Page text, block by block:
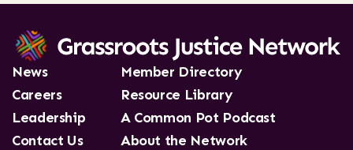
News
Careers
Leadership
Contact Us
Member Directory
Resource Library
A Common Pot Podcast
About the Network